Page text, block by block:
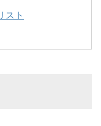
スト